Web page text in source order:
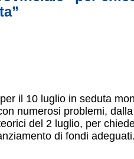
il 10 luglio in seduta
numerosi problemi,
del 2 luglio, per
di fondi adeguati.